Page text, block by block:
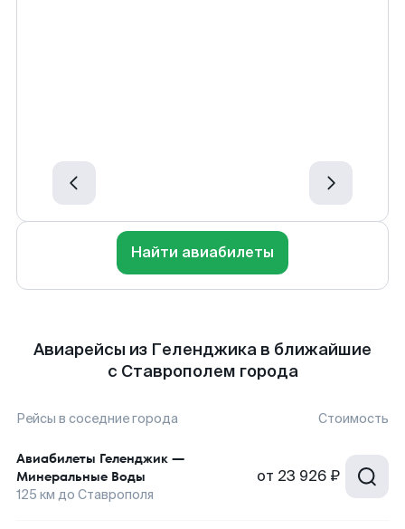
Найти авиабилеты
Авиарейсы из Геленджика в ближайшие
с Ставрополем города
Рейсы в соседние города Стоимость
Авиабилеты Геленджик —
Минеральные Воды
125 км до Ставрополя
от 23 926 ₽